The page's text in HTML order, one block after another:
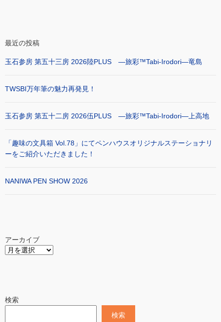
最近の投稿
玉石参房 第五十三房 2026陸PLUS ―旅彩™Tabi-Irodori―竜島
TWSBI万年筆の魅力再発見！
玉石参房 第五十二房 2026伍PLUS ―旅彩™Tabi-Irodori―上高地
「趣味の文具箱 Vol.78」にてペンハウスオリジナルステーショナリ
ーをご紹介いただきました！
NANIWA PEN SHOW 2026
アーカイブ
検索
検索